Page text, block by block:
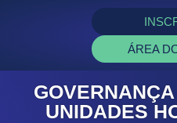
ÁREA
UNIDADES